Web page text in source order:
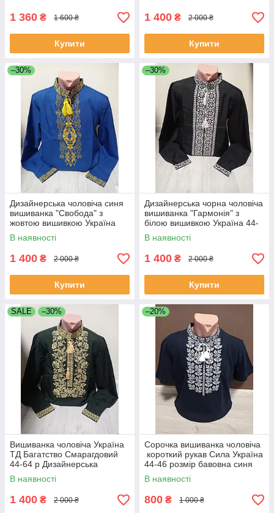
1 360 ₴ 1 600 ₴
Купити
1 400 ₴ 2 000 ₴
Купити
–30%
Дизайнерська чоловіча синя
вишиванка "Свобода" з
жовтою вишивкою Україна
УкраїнаТД 44-64 розміри
В наявності
1 400 ₴ 2 000 ₴
Купити
–30%
Дизайнерська чорна чоловіча
вишиванка "Гармонія" з
білою вишивкою Україна 44-
64 розміри
В наявності
1 400 ₴ 2 000 ₴
Купити
SALE –30%
Вишиванка чоловіча Україна
ТД Багатство Смарагдовий
44-64 р Дизайнерська
чоловіча вишиванка
Вишиванка
В наявності
1 400 ₴ 2 000 ₴
–20%
Сорочка вишиванка чоловіча
короткий рукав Сила Україна
44-46 розмір бавовна синя
В наявності
800 ₴ 1 000 ₴